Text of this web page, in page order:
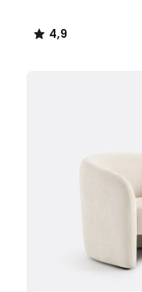
4,9
/